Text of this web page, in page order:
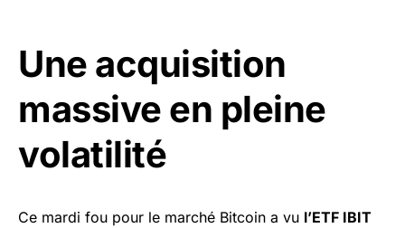
Une acquisition
massive en pleine
volatilité
Ce mardi fou pour le marché Bitcoin a vu l’ETF IBIT